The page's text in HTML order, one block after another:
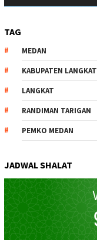
TAG
MEDAN
KABUPATEN LANGKAT
LANGKAT
RANDIMAN TARIGAN
PEMKO MEDAN
JADWAL SHALAT